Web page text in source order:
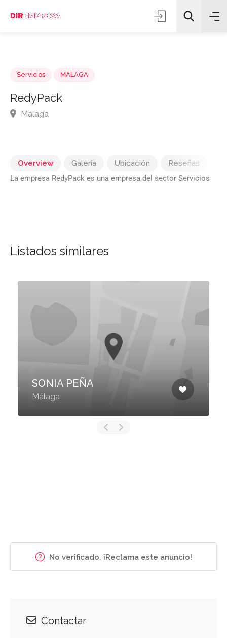
RedyPack
Overview Galería Ubicación
Reseñas
La empresa RedyPack es una empresa del sector Servicios
Listados similares
SONIA PEÑA
Málaga
No verificado. ¡Reclama este anuncio!
Contactar